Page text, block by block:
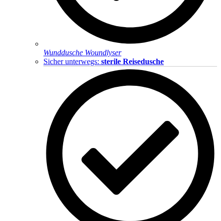
Wunddusche Woundlyser
Sicher unterwegs: sterile Reisedusche